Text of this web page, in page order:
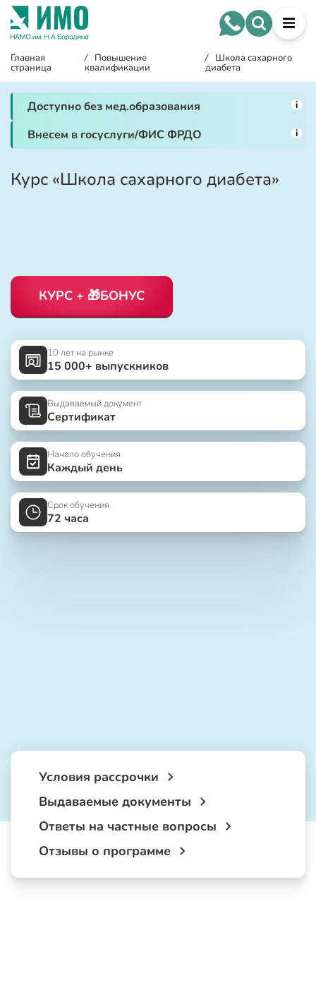
Главная
страница
/ Повышение
квалификации
/ Школа сахарного
диабета
Доступно без мед.образования i
Внесем в госуслуги/ФИС ФРДО i
Курс «Школа сахарного диабета»
КУРС + 🎁БОНУС
10 лет на рынке
15 000+ выпускников
Выдаваемый документ
Сертификат
Начало обучения
Каждый день
Срок обучения
72 часа
Условия рассрочки
Выдаваемые документы
Ответы на частные вопросы
Отзывы о программе